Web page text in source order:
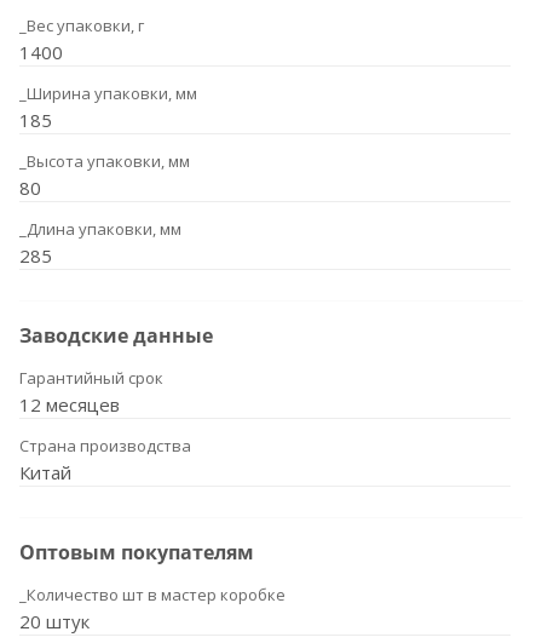
_Вес упаковки, г
1400
_Ширина упаковки, мм
185
_Высота упаковки, мм
80
_Длина упаковки, мм
285
Заводские данные
Гарантийный срок
12 месяцев
Страна производства
Китай
Оптовым покупателям
_Количество шт в мастер коробке
20 штук